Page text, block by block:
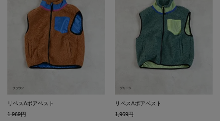
リペスAボアベスト
1,969
リペスAボアベスト
1,969